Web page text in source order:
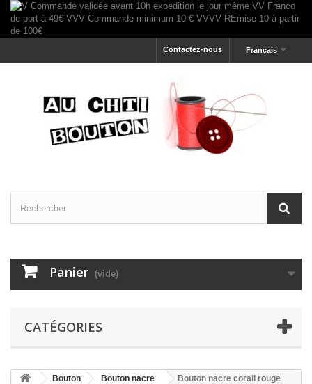
Français
Contactez-nous
Panier (vide)
CATÉGORIES
Bouton Bouton nacre
Bouton nacre corail rouge